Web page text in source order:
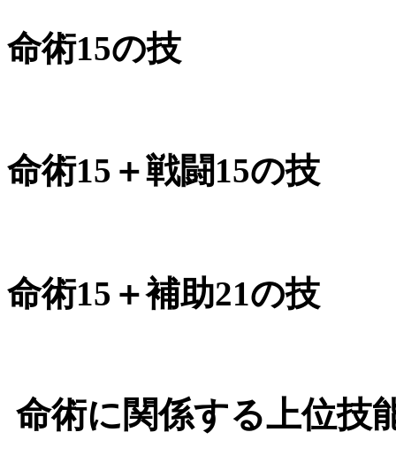
命術15の技
命術15＋戦闘15の技
命術15＋補助21の技
命術に関係する上位技